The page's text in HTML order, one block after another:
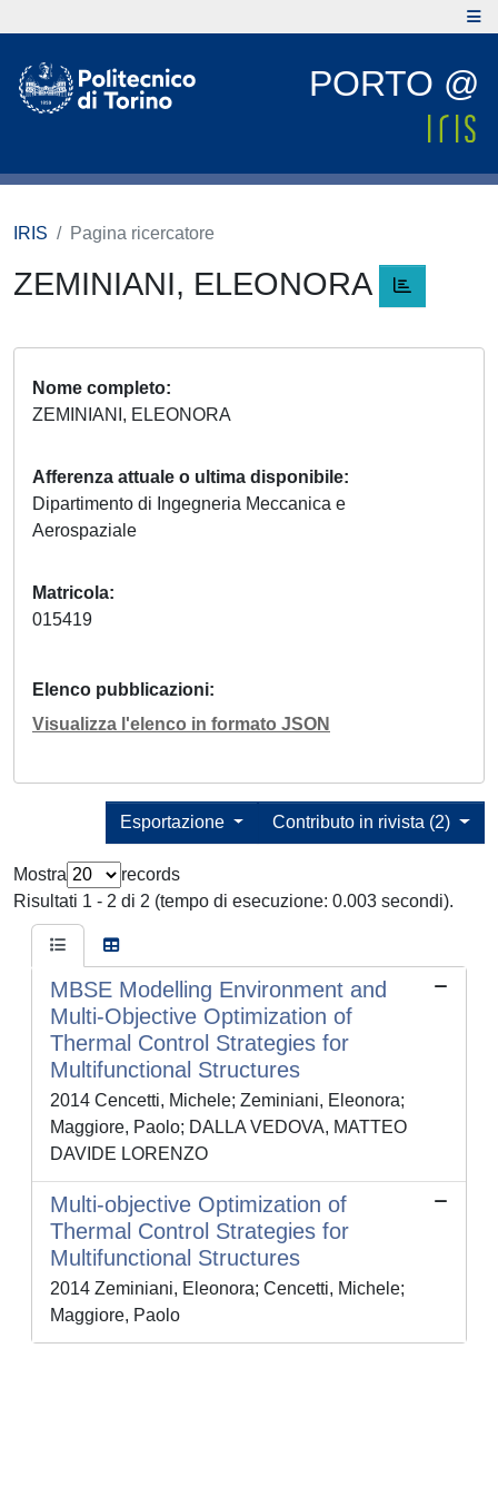
PORTO @
IRIS Pagina ricercatore
ZEMINIANI, ELEONORA
Nome completo
ZEMINIANI, ELEONORA
Afferenza attuale o ultima disponibile
Dipartimento di Ingegneria Meccanica e
Aerospaziale
Matricola
015419
Elenco pubblicazioni
Visualizza l'elenco in formato JSON
Contributo in rivista (2)
Esportazione
Mostra
records
Risultati 1 - 2 di 2 (tempo di esecuzione: 0.003 secondi).
MBSE Modelling Environment and
Multi-Objective Optimization of
Thermal Control Strategies for
Multifunctional Structures
2014 Cencetti, Michele; Zeminiani, Eleonora;
Maggiore, Paolo; DALLA VEDOVA, MATTEO
DAVIDE LORENZO
Multi-objective Optimization of
Thermal Control Strategies for
Multifunctional Structures
2014 Zeminiani, Eleonora; Cencetti, Michele;
Maggiore, Paolo